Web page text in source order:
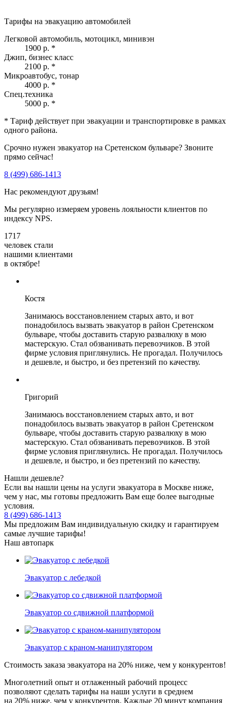
Тарифы на эвакуацию автомобилей
Легковой автомобиль, мотоцикл, минивэн
1900 р. *
Джип, бизнес класс
2100 р. *
Микроавтобус, тонар
4000 р. *
Спец.техника
5000 р. *
* Тариф действует при эвакуации и транспортировке в рамках
одного района.
Срочно нужен эвакуатор на Сретенском бульваре? Звоните
прямо сейчас!
8 (499) 686-1413
Нас рекомендуют друзьям!
Мы регулярно измеряем уровень лояльности клиентов по
индексу NPS.
1717
человек стали
нашими клиентами
в октябре!
Костя
Занимаюсь восстановлением старых авто, и вот
понадобилось вызвать эвакуатор в район Сретенском
бульваре, чтобы доставить старую развалюху в мою
мастерскую. Стал обзванивать перевозчиков. В этой
фирме условия приглянулись. Не прогадал. Получилось
и дешевле, и быстро, и без претензий по качеству.
Григорий
Занимаюсь восстановлением старых авто, и вот
понадобилось вызвать эвакуатор в район Сретенском
бульваре, чтобы доставить старую развалюху в мою
мастерскую. Стал обзванивать перевозчиков. В этой
фирме условия приглянулись. Не прогадал. Получилось
и дешевле, и быстро, и без претензий по качеству.
Нашли дешевле?
Если вы нашли цены на услуги эвакуатора в Москве ниже,
чем у нас, мы готовы предложить Вам еще более выгодные
условия.
8 (499) 686-1413
Мы предложим Вам индивидуальную скидку и гарантируем
самые лучшие тарифы!
Наш автопарк
Эвакуатор с лебедкой
Эвакуатор со сдвижной платформой
Эвакуатор с краном-манипулятором
Стоимость заказа эвакуатора на 20% ниже, чем у конкурентов!
Многолетний опыт и отлаженный рабочий процесс
позволяют сделать тарифы на наши услуги в среднем
на 20% ниже, чем у конкурентов. Каждые 20 минут компания